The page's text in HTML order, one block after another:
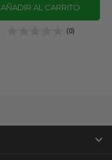
AÑADIR AL CARRITO
(0)
